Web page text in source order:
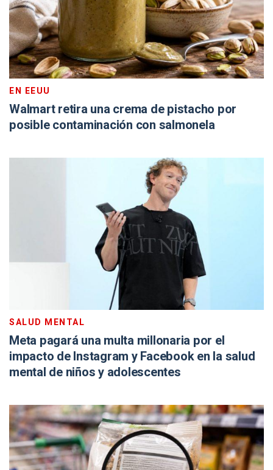
EN EEUU
Walmart retira una crema de pistacho por
posible contaminación con salmonela
SALUD MENTAL
Meta pagará una multa millonaria por el
impacto de Instagram y Facebook en la salud
mental de niños y adolescentes